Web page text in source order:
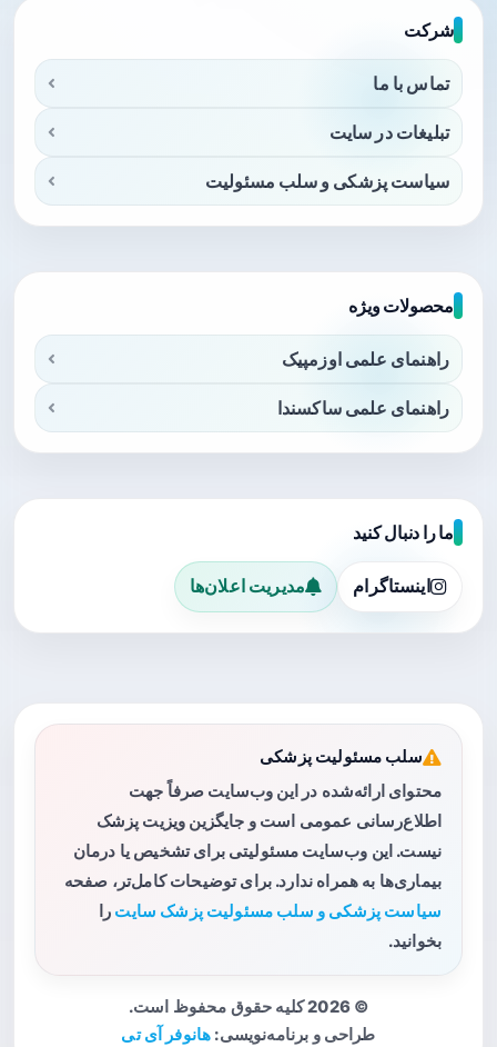
شرکت
تماس با ما
تبلیغات در سایت
سیاست پزشکی و سلب مسئولیت
محصولات ویژه
راهنمای علمی اوزمپیک
راهنمای علمی ساکسندا
ما را دنبال کنید
اینستاگرام مدیریت اعلان‌ها
سلب مسئولیت پزشکی
محتوای ارائه‌شده در این وب‌سایت صرفاً جهت
اطلاع‌رسانی عمومی است و جایگزین ویزیت پزشک
نیست. این وب‌سایت مسئولیتی برای تشخیص یا درمان
بیماری‌ها به همراه ندارد. برای توضیحات کامل‌تر، صفحه
سیاست پزشکی و سلب مسئولیت پزشک سایت را
بخوانید.
© 2026 کلیه حقوق محفوظ است.
طراحی و برنامه‌نویسی: هانوفر آی تی